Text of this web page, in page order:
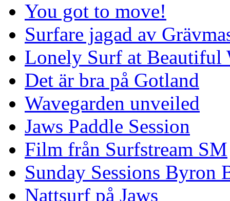
You got to move!
Surfare jagad av
Lonely Surf at Beautiful
Det är bra på Gotland
Wavegarden unveiled
Jaws Paddle Session
Film från Surfstream SM
Sunday Sessions Byron
Nattsurf på Jaws